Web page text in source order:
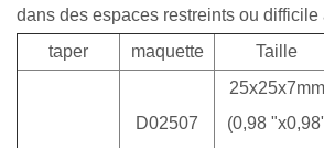
dans des espaces restreints ou difficile
taper
maquette Taille
D02507
25x25x7mm
(0,98